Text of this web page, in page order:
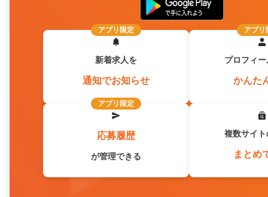
アプリ限定
新着求人を
通知でお知らせ
アプリ
プロフィ
かんた
アプリ限定
応募履歴
が管理できる
複数サイ
まとめ